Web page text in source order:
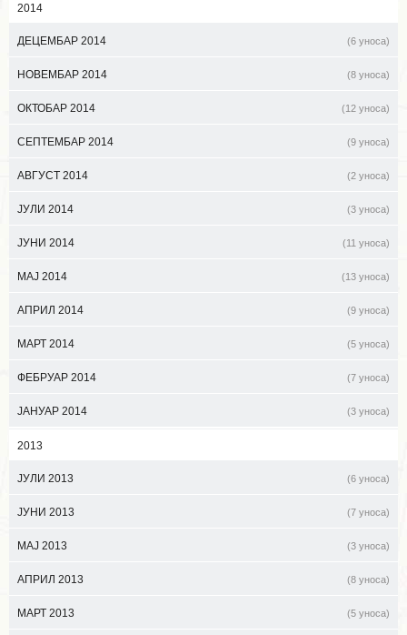
2014
ДЕЦЕМБАР 2014 (6 уноса)
НОВЕМБАР 2014 (8 уноса)
ОКТОБАР 2014 (12 уноса)
СЕПТЕМБАР 2014 (9 уноса)
АВГУСТ 2014 (2 уноса)
ЈУЛИ 2014 (3 уноса)
ЈУНИ 2014 (11 уноса)
МАЈ 2014 (13 уноса)
АПРИЛ 2014 (9 уноса)
МАРТ 2014 (5 уноса)
ФЕБРУАР 2014 (7 уноса)
ЈАНУАР 2014 (3 уноса)
2013
ЈУЛИ 2013 (6 уноса)
ЈУНИ 2013 (7 уноса)
МАЈ 2013 (3 уноса)
АПРИЛ 2013 (8 уноса)
МАРТ 2013 (5 уноса)